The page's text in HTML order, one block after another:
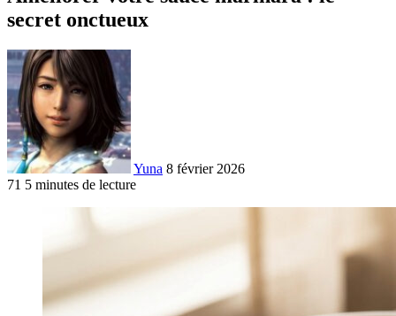
secret onctueux
Yuna 8 février 2026
71 5 minutes de lecture